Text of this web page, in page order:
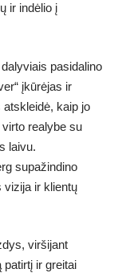
ir indėlio į
pasidalino
įkūrėjas ir
atskleidė, kaip jo
realybe su
laivu.
supažindino
vizija ir klientų
viršijant
ir greitai